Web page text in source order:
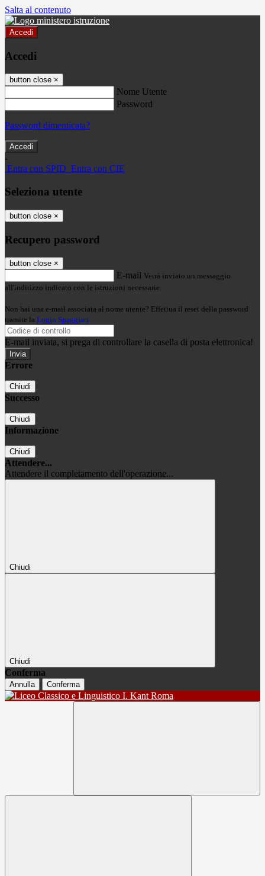
Salta al contenuto
Accedi
Accedi
button close ×
Nome Utente
Password
Password dimenticata?
-
Entra con SPID Entra con CIE
Seleziona utente
button close ×
Recupero password
button close ×
E-mail Verrà inviato un messaggio
all'indirizzo indicato con le istruzioni necessarie.
Non hai una e-mail associata al nome utente? Effettua il reset della password
tramite la Login Spaggiari
E-mail inviata, si prega di controllare la casella di posta elettronica!
Errore
Chiudi
Successo
Chiudi
Informazione
Chiudi
Attendere...
Attendere il completamento dell'operazione...
Chiudi
Chiudi
Conferma
Annulla Conferma